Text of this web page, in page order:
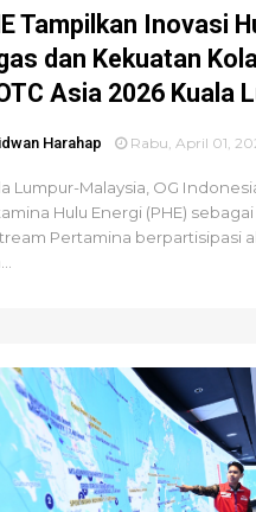
Tampilkan Inovasi
dan Kekuatan
Asia 2026 Kuala
Harahap Rabu, April 01,
Lumpur-Malaysia, OG
Hulu Energi (PHE)
Pertamina berpartisipasi